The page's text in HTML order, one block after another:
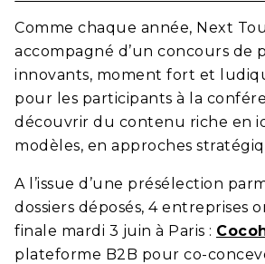
Comme chaque année, Next
accompagné d’un concours de
innovants, moment fort et
pour les participants à la
découvrir du contenu riche en
modèles, en approches
A l’issue d’une présélection
dossiers déposés, 4 entreprises
finale mardi 3 juin à Paris :
plateforme B2B pour co-